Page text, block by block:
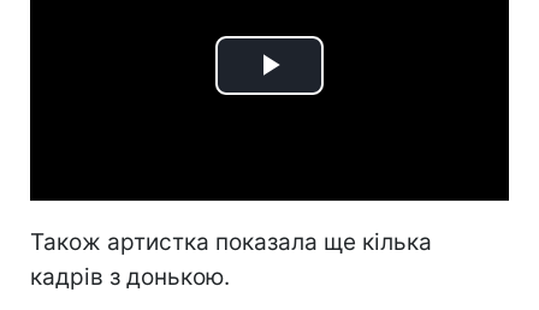
Play
Також артистка показала ще кілька
кадрів з донькою.